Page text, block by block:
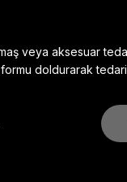
veya aksesuar
doldurarak